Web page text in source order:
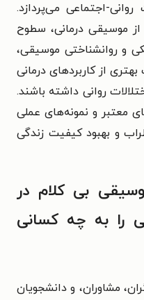
اجتماعی می‌پردازد.
از موسیقی درمانی، سطوح
و روانشناختی موسیقی،
از کاربردهای درمانی
روانی داشته باشند.
و نمونه‌های عملی
و بهبود کیفیت زندگی
بی کلام در
را به چه کسانی
مشاوران، و دانشجویان